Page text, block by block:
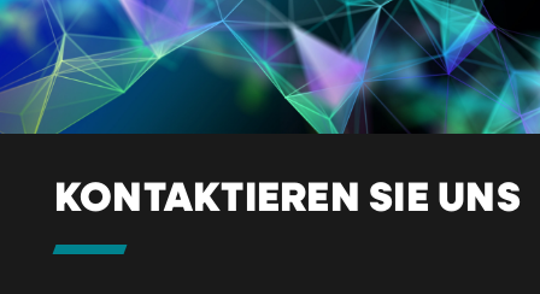
KONTAKTIEREN SIE UNS